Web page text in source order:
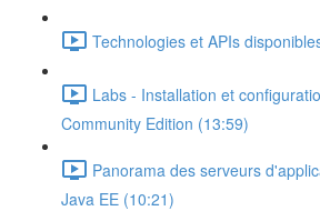
Technologies et APIs
Labs - Installation et
Community Edition (13:59)
Panorama des serveurs
Java EE (10:21)